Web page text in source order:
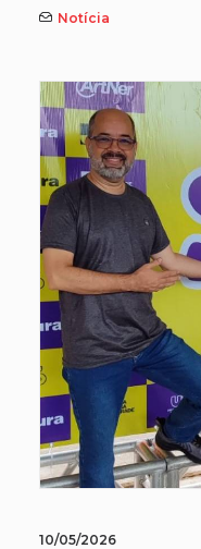
Notícia
10/05/2026